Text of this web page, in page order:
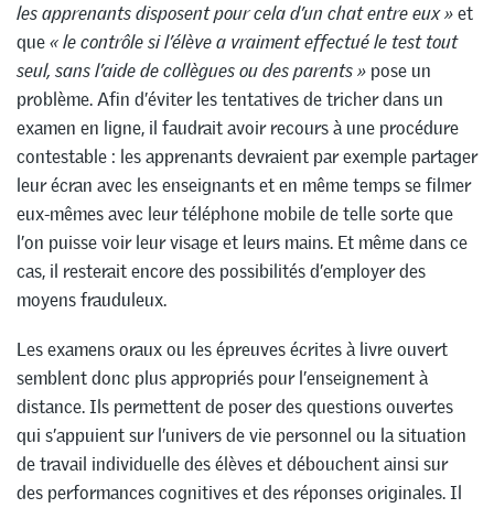
les apprenants disposent pour cela d’un chat entre eux »et
que« le contrôle si l’élève a vraiment effectué le test tout
seul, sans l’aide de collègues ou des parents » pose un
problème. Afin d’éviter les tentatives de tricher dans un
examen en ligne, il faudrait avoir recours à une procédure
contestable : les apprenants devraient par exemple partager
leur écran avec les enseignants et en même temps se filmer
eux-mêmes avec leur téléphone mobile de telle sorte que
l’on puisse voir leur visage et leurs mains. Et même dans ce
cas, il resterait encore des possibilités d’employer des
moyens frauduleux.
Les examens oraux ou les épreuves écrites à livre ouvert
semblent donc plus appropriés pour l’enseignement à
distance. Ils permettent de poser des questions ouvertes
qui s’appuient sur l’univers de vie personnel ou la situation
de travail individuelle des élèves et débouchent ainsi sur
des performances cognitives et des réponses originales. Il